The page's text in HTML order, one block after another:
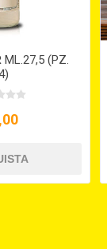
ML.27,5 (PZ.